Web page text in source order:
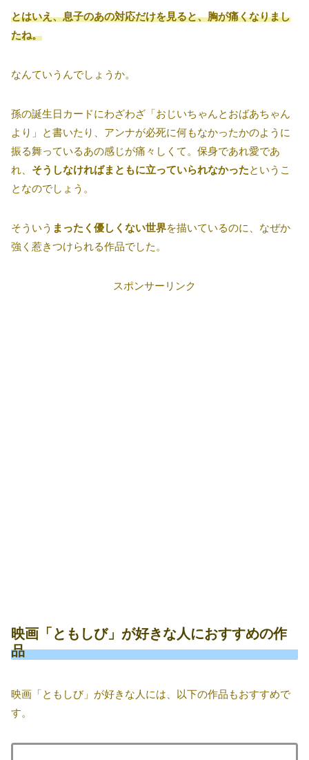
とはいえ、息子のあの対応だけを見ると、胸が痛くなりまし
たね。
なんていうんでしょうか。
孫の誕生日カードにわざわざ「おじいちゃんとおばあちゃん
より」と書いたり、アンナが必死に何もなかったかのように
振る舞っているあの感じが痛々しくて。保身であれ愛であ
れ、 そうしなければまともに立っていられなかったというこ
となのでしょう。
そういう まったく優しくない世界を描いているのに、なぜか
強く惹きつけられる作品でした。
スポンサーリンク
映画「ともしび」が好きな人におすすめの作
品
映画「ともしび」が好きな人には、以下の作品もおすすめで
す。